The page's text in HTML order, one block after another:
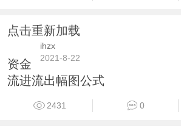
点击重新加载
ihzx
2021-8-22
资金
流进流出幅图公式
2431 0